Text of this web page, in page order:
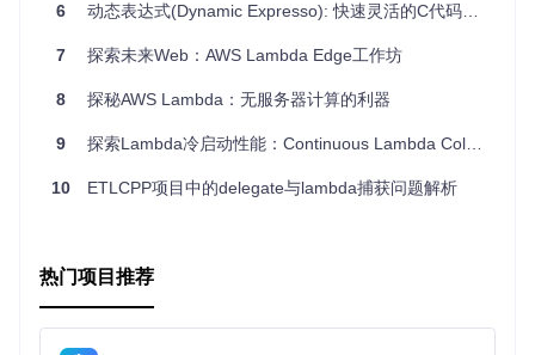
安装param.macro及其依赖后，只需导入并使用即可。对于Ba
结语
param.macro将现代编程语言中的优秀特性带入JavaScript世
更优雅的编码方式，那么这个项目绝对值得你尝试。
6 动态表达式(Dynamic Expresso): 快速灵活的C代码解释器
7 探索未来Web：AWS Lambda Edge工作坊
8 探秘AWS Lambda：无服务器计算的利器
9 探索Lambda冷启动性能：Continuous Lambda Cold Starts Benchmark
10 ETLCPP项目中的delegate与lambda捕获问题解析
热门项目推荐